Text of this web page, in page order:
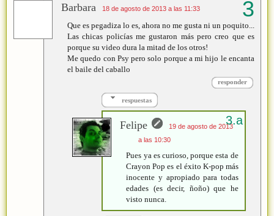
Barbara 18 de agosto de 2013 a las 11:33
Que es pegadiza lo es, ahora no me gusta ni un poquito...
Las chicas policías me gustaron más pero creo que es
porque su video dura la mitad de los otros!
Me quedo con Psy pero solo porque a mi hijo le encanta
el baile del caballo
responder
respuestas
Felipe
19 de agosto de 2013
a las 10:30
Pues ya es curioso, porque esta de
Crayon Pop es el éxito K-pop más
inocente y apropiado para todas
edades (es decir, ñoño) que he
visto nunca.